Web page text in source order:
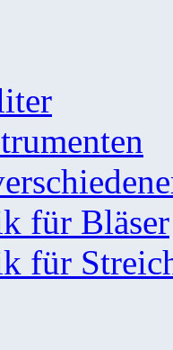
für Bläser
für